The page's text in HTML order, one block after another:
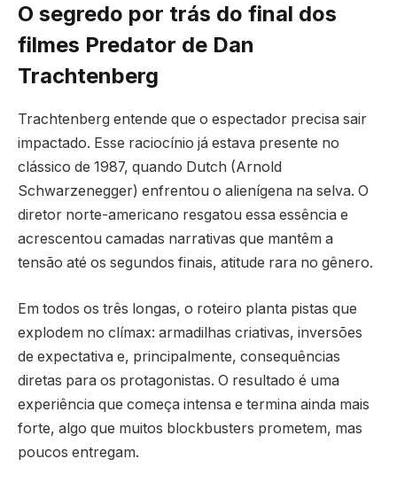
O segredo por trás do final dos
filmes Predator de Dan
Trachtenberg
Trachtenberg entende que o espectador precisa sair
impactado. Esse raciocínio já estava presente no
clássico de 1987, quando Dutch (Arnold
Schwarzenegger) enfrentou o alienígena na selva. O
diretor norte-americano resgatou essa essência e
acrescentou camadas narrativas que mantêm a
tensão até os segundos finais, atitude rara no gênero.
Em todos os três longas, o roteiro planta pistas que
explodem no clímax: armadilhas criativas, inversões
de expectativa e, principalmente, consequências
diretas para os protagonistas. O resultado é uma
experiência que começa intensa e termina ainda mais
forte, algo que muitos blockbusters prometem, mas
poucos entregam.